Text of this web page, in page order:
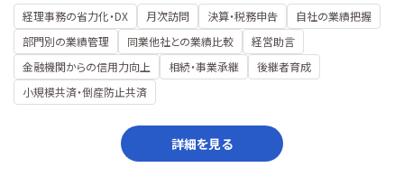
経理事務の省力化・DX 月次訪問 決算・税務申告
自社の業績把握
部門別の業績管理
同業他社との業績比較
経営助言
金融機関からの信用力向上
相続・事業承継
後継者育成
小規模共済・倒産防止共済
詳細を見る